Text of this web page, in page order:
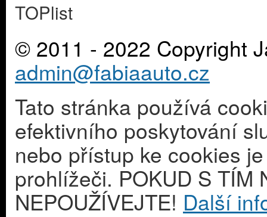
© 2011 - 2022 Copyright
admin@fabiaauto.cz
Tato stránka používá
efektivního poskytování
nebo přístup ke cookies
prohlížeči. POKUD S TÍM
NEPOUŽÍVEJTE! Další